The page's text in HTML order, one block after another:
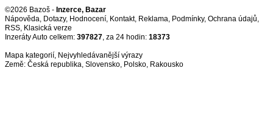
©2026 Bazoš - Inzerce, Bazar
Nápověda, Dotazy, Hodnocení, Kontakt, Reklama, Podmínky, Ochrana údajů,
RSS,
Inzeráty Auto celkem: 397827, za 24 hodin: 18373
Mapa kategorií, Nejvyhledávanější výrazy
Země: Česká republika, Slovensko, Polsko, Rakousko